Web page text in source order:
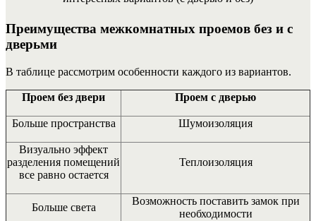
Преимущества межкомнатных проемов без и с
дверьми
В таблице рассмотрим особенности каждого из вариантов.
Проем без двери Проем с дверью
Больше пространства Шумоизоляция
Визуально эффект
разделения помещений
все равно остается
Теплоизоляция
Больше света
Возможность поставить замок при
необходимости